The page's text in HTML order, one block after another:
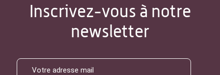
Inscrivez-vous à notre
newsletter